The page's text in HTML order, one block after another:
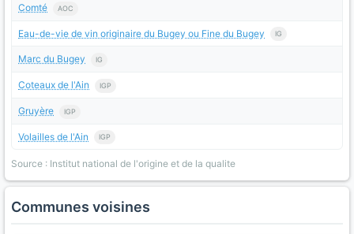
Comté AOC
Eau-de-vie de vin originaire du Bugey ou Fine du Bugey IG
Marc du Bugey IG
Coteaux de l'Ain IGP
Gruyère IGP
Volailles de l'Ain IGP
Source : Institut national de l'origine et de la qualite
Communes voisines